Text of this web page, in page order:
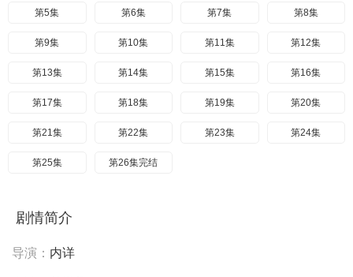
第5集 第6集 第7集 第8集
第9集 第10集 第11集 第12集
第13集 第14集 第15集 第16集
第17集 第18集 第19集 第20集
第21集 第22集 第23集 第24集
第25集 第26集完结
剧情简介
导演： 内详